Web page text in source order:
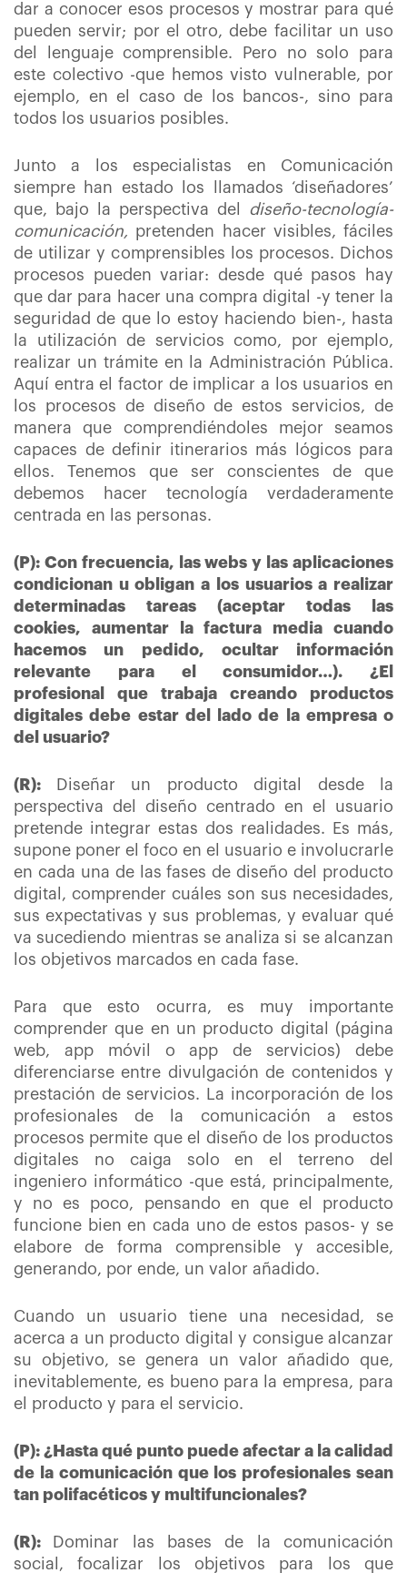
dar a conocer esos procesos y mostrar para qué
pueden servir; por el otro, debe facilitar un uso
del lenguaje comprensible. Pero no solo para
este colectivo -que hemos visto vulnerable, por
ejemplo, en el caso de los bancos-, sino para
todos los usuarios posibles.
Junto a los especialistas en Comunicación
siempre han estado los llamados ‘diseñadores’
que, bajo la perspectiva del diseño-tecnología-
comunicación, pretenden hacer visibles, fáciles
de utilizar y comprensibles los procesos. Dichos
procesos pueden variar: desde qué pasos hay
que dar para hacer una compra digital -y tener la
seguridad de que lo estoy haciendo bien-, hasta
la utilización de servicios como, por ejemplo,
realizar un trámite en la Administración Pública.
Aquí entra el factor de implicar a los usuarios en
los procesos de diseño de estos servicios, de
manera que comprendiéndoles mejor seamos
capaces de definir itinerarios más lógicos para
ellos. Tenemos que ser conscientes de que
debemos hacer tecnología verdaderamente
centrada en las personas.
(P): Con frecuencia, las webs y las aplicaciones
condicionan u obligan a los usuarios a realizar
determinadas tareas (aceptar todas las
cookies, aumentar la factura media cuando
hacemos un pedido, ocultar información
relevante para el consumidor…). ¿El
profesional que trabaja creando productos
digitales debe estar del lado de la empresa o
del usuario?
(R):
Diseñar un producto digital desde la
perspectiva del diseño centrado en el usuario
pretende integrar estas dos realidades.
Es más,
supone poner el foco en el usuario e involucrarle
en cada una de las fases de diseño del producto
digital, comprender cuáles son sus necesidades,
sus expectativas y sus problemas, y evaluar qué
va sucediendo mientras se analiza si se alcanzan
los objetivos marcados en cada fase.
Para que esto ocurra, es muy importante
comprender que en un producto digital (página
web, app móvil o app de servicios) debe
diferenciarse entre divulgación de contenidos y
prestación de servicios. La incorporación de los
profesionales de la comunicación a estos
procesos permite que el diseño de los productos
digitales no caiga solo en el terreno del
ingeniero informático -que está, principalmente,
y no es poco, pensando en que el producto
funcione bien en cada uno de estos pasos- y se
elabore de forma comprensible y accesible,
generando, por ende, un valor añadido.
Cuando un usuario tiene una necesidad, se
acerca a un producto digital y consigue alcanzar
su objetivo, se genera un valor añadido que,
inevitablemente, es bueno para la empresa, para
el producto y para el servicio.
(P): ¿Hasta qué punto puede afectar a la calidad
de la comunicación que los profesionales sean
tan polifacéticos y multifuncionales?
(R):
Dominar las bases de la comunicación
social, focalizar los objetivos para los que